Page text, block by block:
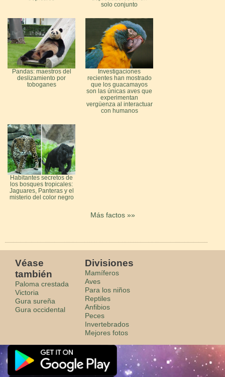
solo conjunto
Pandas: maestros del
deslizamiento por
toboganes
Investigaciones
recientes han mostrado
que los guacamayos
son las únicas aves que
experimentan
vergüenza al interactuar
con humanos
Habitantes secretos de
los bosques tropicales:
Jaguares, Panteras y el
misterio del color negro
Más factos »»
Véase
también
Paloma crestada
Victoria
Gura sureña
Gura occidental
Divisiones
Mamíferos
Aves
Para los niños
Reptiles
Anfibios
Peces
Invertebrados
Mejores fotos